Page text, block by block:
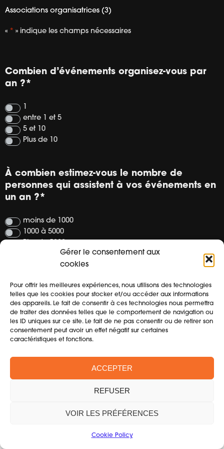
Gérer le consentement aux
cookies
Pour offrir les meilleures expériences, nous utilisons des technologies
telles que les cookies pour stocker et/ou accéder aux informations
des appareils. Le fait de consentir à ces technologies nous permettra
de traiter des données telles que le comportement de navigation ou
les ID uniques sur ce site. Le fait de ne pas consentir ou de retirer son
consentement peut avoir un effet négatif sur certaines
caractéristiques et fonctions.
ACCEPTER
REFUSER
VOIR LES PRÉFÉRENCES
Cookie Policy
Associations organisatrices (3)
« * » indique les champs nécessaires
Combien d’événements organisez-vous par
an ?*
entre 1 et 5
5 et 10
Plus de 10
À combien estimez-vous le nombre de
personnes qui assistent à vos événements en
un an ?*
moins de 1000
1000 à 5000
collaboration avec d’autres associations ?*
Toujours seuls
Parfois en collaboration
Toujours en collaboration avec d’autres